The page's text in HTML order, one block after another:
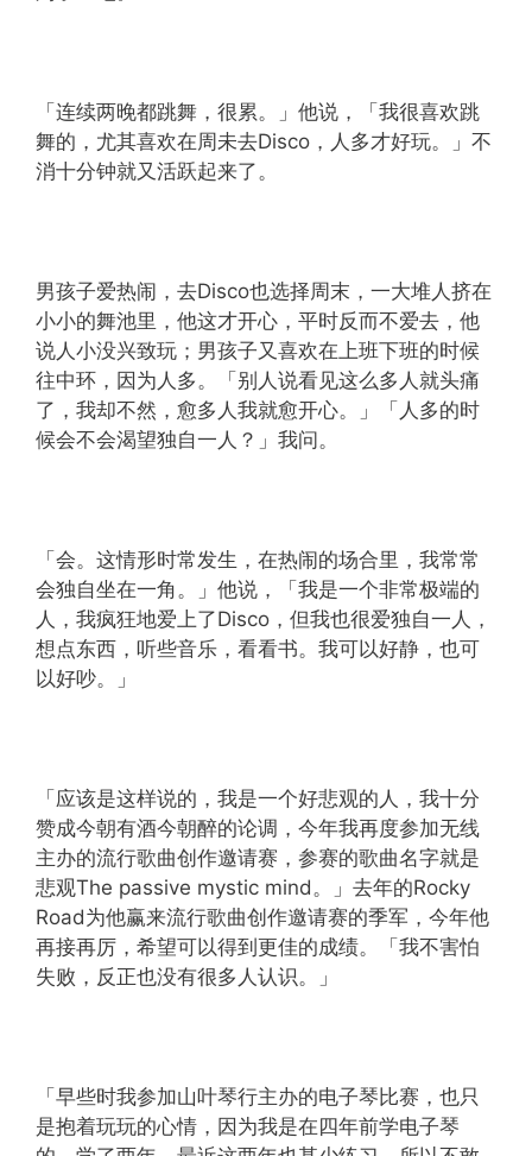
「连续两晚都跳舞，很累。」他说，「我很喜欢跳
舞的，尤其喜欢在周未去Disco，人多才好玩。」不
消十分钟就又活跃起来了。
男孩子爱热闹，去Disco也选择周末，一大堆人挤在
小小的舞池里，他这才开心，平时反而不爱去，他
说人小没兴致玩；男孩子又喜欢在上班下班的时候
往中环，因为人多。「别人说看见这么多人就头痛
了，我却不然，愈多人我就愈开心。」「人多的时
候会不会渴望独自一人？」我问。
「会。这情形时常发生，在热闹的场合里，我常常
会独自坐在一角。」他说，「我是一个非常极端的
人，我疯狂地爱上了Disco，但我也很爱独自一人，
想点东西，听些音乐，看看书。我可以好静，也可
以好吵。」
「应该是这样说的，我是一个好悲观的人，我十分
赞成今朝有酒今朝醉的论调，今年我再度参加无线
主办的流行歌曲创作邀请赛，参赛的歌曲名字就是
悲观The passive mystic mind。」去年的Rocky
Road为他赢来流行歌曲创作邀请赛的季军，今年他
再接再厉，希望可以得到更佳的成绩。「我不害怕
失败，反正也没有很多人认识。」
「早些时我参加山叶琴行主办的电子琴比赛，也只
是抱着玩玩的心情，因为我是在四年前学电子琴